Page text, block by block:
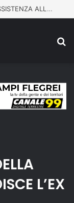
BRADISISMO, AGGIORNAMENTO SULL’ASSISTENZA ALLA POPOLAZIONE
L’EX